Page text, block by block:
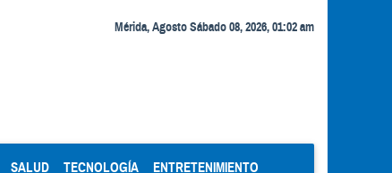
Mérida, Agosto Sábado 08, 2026, 01:02 am
SALUD TECNOLOGÍA ENTRETENIMIENTO